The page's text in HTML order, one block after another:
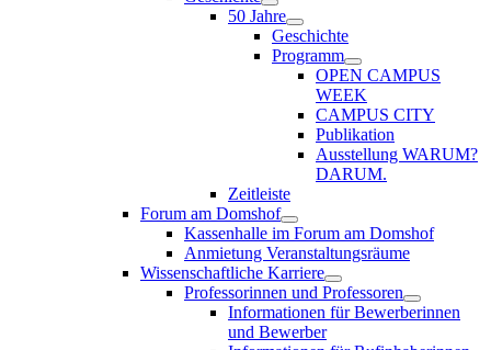
50 Jahre
Geschichte
Programm
OPEN CAMPUS
WEEK
CAMPUS CITY
Publikation
Ausstellung WARUM?
DARUM.
Zeitleiste
Forum am Domshof
Kassenhalle im Forum am Domshof
Anmietung Veranstaltungsräume
Wissenschaftliche Karriere
Professorinnen und Professoren
Informationen für Bewerberinnen
und Bewerber